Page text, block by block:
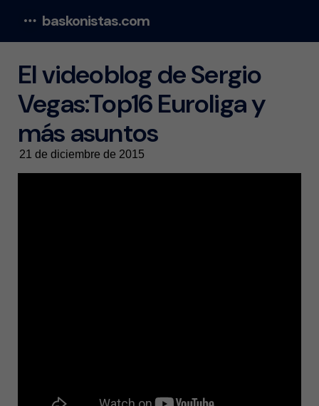
baskonistas.com
El videoblog de Sergio
Vegas:Top16 Euroliga y
más asuntos
21 de diciembre de 2015